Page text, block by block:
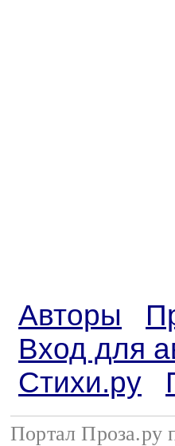
Авторы
Вход для
Стихи.ру
Портал Проза.ру